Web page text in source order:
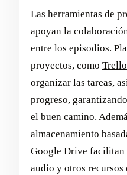
Las herramientas de
apoyan la
entre los episodios.
proyectos, como Trello
organizar las tareas,
progreso,
el buen camino.
almacenamiento
Google Drive facilitan
audio y otros